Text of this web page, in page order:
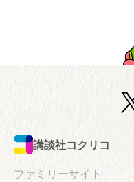
講談社コクリコ
ファミリーサイト